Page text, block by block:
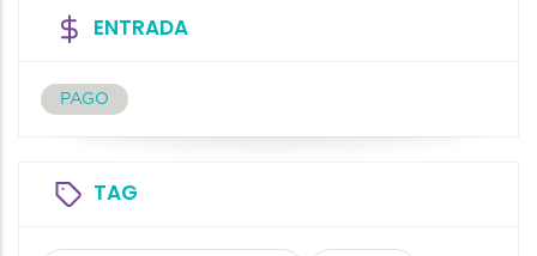
ENTRADA
PAGO
TAG